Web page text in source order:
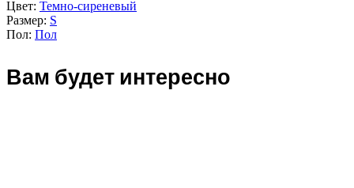
Цвет: Темно-сиреневый
Размер: S
Пол: Пол
Вам будет интересно